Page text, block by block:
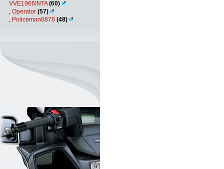
VVE1966INTA(60)
Operator (57)
Policeman0878 (48)